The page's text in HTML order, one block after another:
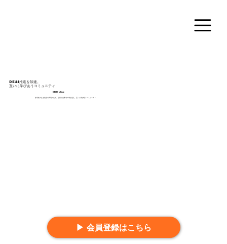
DE&I推進を加速。
​互いに学びあうコミュニティ
DE&I College
多様性のある社会の実現のため、企業や当事者の域を超え、互いに学び合うコミュニティ。
▶ 会員登録はこちら